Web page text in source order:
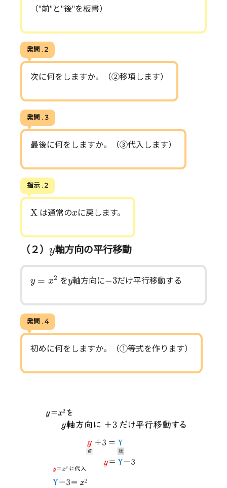
（"前"と"後"を板書）
発問 . 2
次に何をしますか。（②移項します）
発問 . 3
最後に何をしますか。（③代入します）
指示 . 2
X
X は通常のx
xに戻します。
（２） y
y軸方向の平行移動
y = x2 をy
y軸方向に−3
3だけ平行移動する​
発問 . 4
初めに何をしますか。（①等式を作ります）